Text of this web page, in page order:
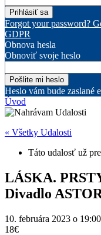
Forgot your password?
GDPR
Obnova hesla
Obnoviť svoje heslo
Heslo vám bude zaslané
Úvod
« Všetky Udalosti
Táto udalosť už
LÁSKA.
Divadlo
10. februára 2023 o 19:00
18€